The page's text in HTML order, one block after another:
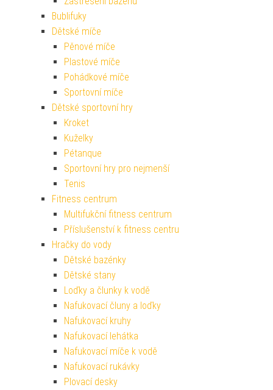
Bublifuky
Dětské míče
Pěnové míče
Plastové míče
Pohádkové míče
Sportovní míče
Dětské sportovní hry
Kroket
Kuželky
Pétanque
Sportovní hry pro nejmenší
Tenis
Fitness centrum
Multifukční fitness centrum
Příslušenství k fitness centru
Hračky do vody
Dětské bazénky
Dětské stany
Loďky a člunky k vodě
Nafukovací čluny a loďky
Nafukovací kruhy
Nafukovací lehátka
Nafukovací míče k vodě
Nafukovací rukávky
Plovací desky